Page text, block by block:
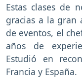
Estas clases de
gracias a la gran
de eventos, el
años de
Estudió en
Francia y España.